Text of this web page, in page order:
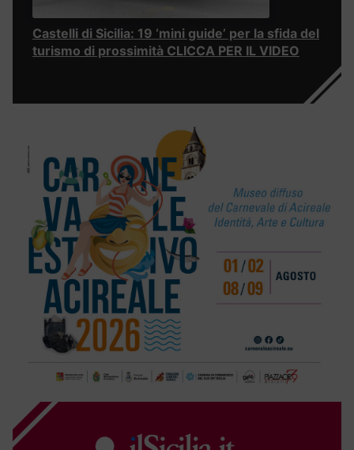
Castelli di Sicilia: 19 ‘mini guide’ per la sfida del
turismo di prossimità CLICCA PER IL VIDEO